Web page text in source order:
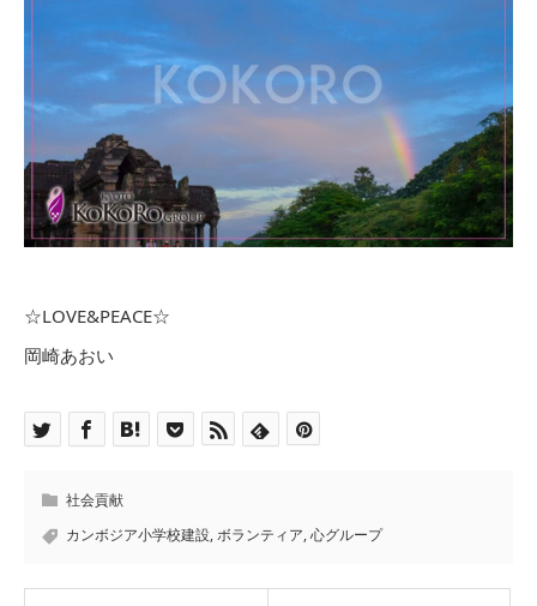
☆LOVE&PEACE☆
岡崎あおい
社会貢献
カンボジア小学校建設,ボランティア,心グループ